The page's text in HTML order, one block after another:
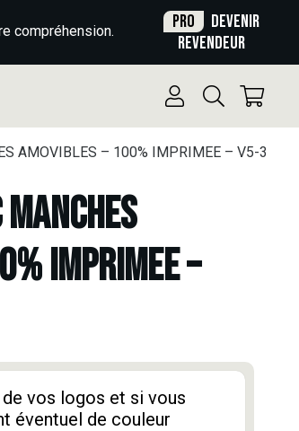
compréhension. Pro
Devenir
revendeur
AMOVIBLES – 100% IMPRIMEE – V5-3
IMPRIMEE –
vos logos et si vous
éventuel de couleur